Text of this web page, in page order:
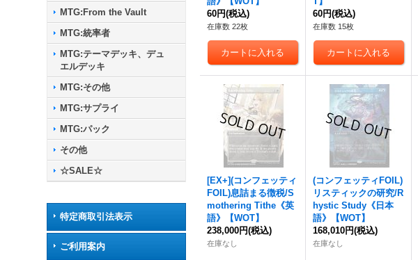
MTG:From the Vault
MTG:統率者
MTG:テーマデッキ、デュ
エルデッキ
MTG:その他
MTG:サプライ
MTG:パック
その他
☆SALE☆
特定商取引法表示
ご利用案内
60円(税込)
在庫数 22枚
60円(税込)
在庫数 15枚
[EX+](コンフェッティ
FOIL)息詰まる徴税/S
mothering Tithe《英
語》【WOT】
238,000円(税込)
在庫なし
(コンフェッティFOIL)
リスティックの研究/R
hystic Study《日本
語》【WOT】
168,010円(税込)
在庫なし